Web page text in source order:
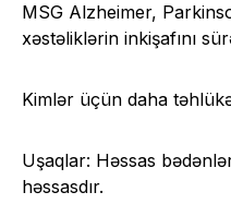
MSG Alzheimer,
xəstəliklərin inkişafını
Kimlər üçün daha
Uşaqlar: Həssas
həssasdır.